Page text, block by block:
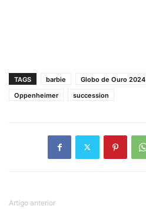
TAGS barbie Globo de Ouro 2024
Oppenheimer
succession
Artigo anterior